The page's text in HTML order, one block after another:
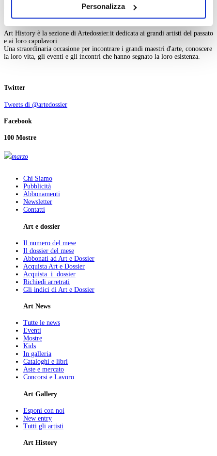
il tuo consenso alla profilazione che potrai revocare in
Personalizza
La vita e le opere dei grandi artisti dal Duecento al Novecento.
Art History è la sezione di Artedossier.it dedicata ai grandi artisti del passato
e ai loro capolavori.
Una straordinaria occasione per incontrare i grandi maestri d'arte, conoscere
la loro vita, gli eventi e gli incontri che hanno segnato la loro esistenza.
Twitter
Tweets di @artedossier
Facebook
100 Mostre
marzo
Chi Siamo
Pubblicità
Abbonamenti
Newsletter
Contatti
Art e dossier
Il numero del mese
Il dossier del mese
Abbonati ad Art e Dossier
Acquista Art e Dossier
Acquista i dossier
Richiedi arretrati
Gli indici di Art e Dossier
Art News
Tutte le news
Eventi
Mostre
Kids
In galleria
Cataloghi e libri
Aste e mercato
Concorsi e Lavoro
Art Gallery
Esponi con noi
New entry
Tutti gli artisti
Art History